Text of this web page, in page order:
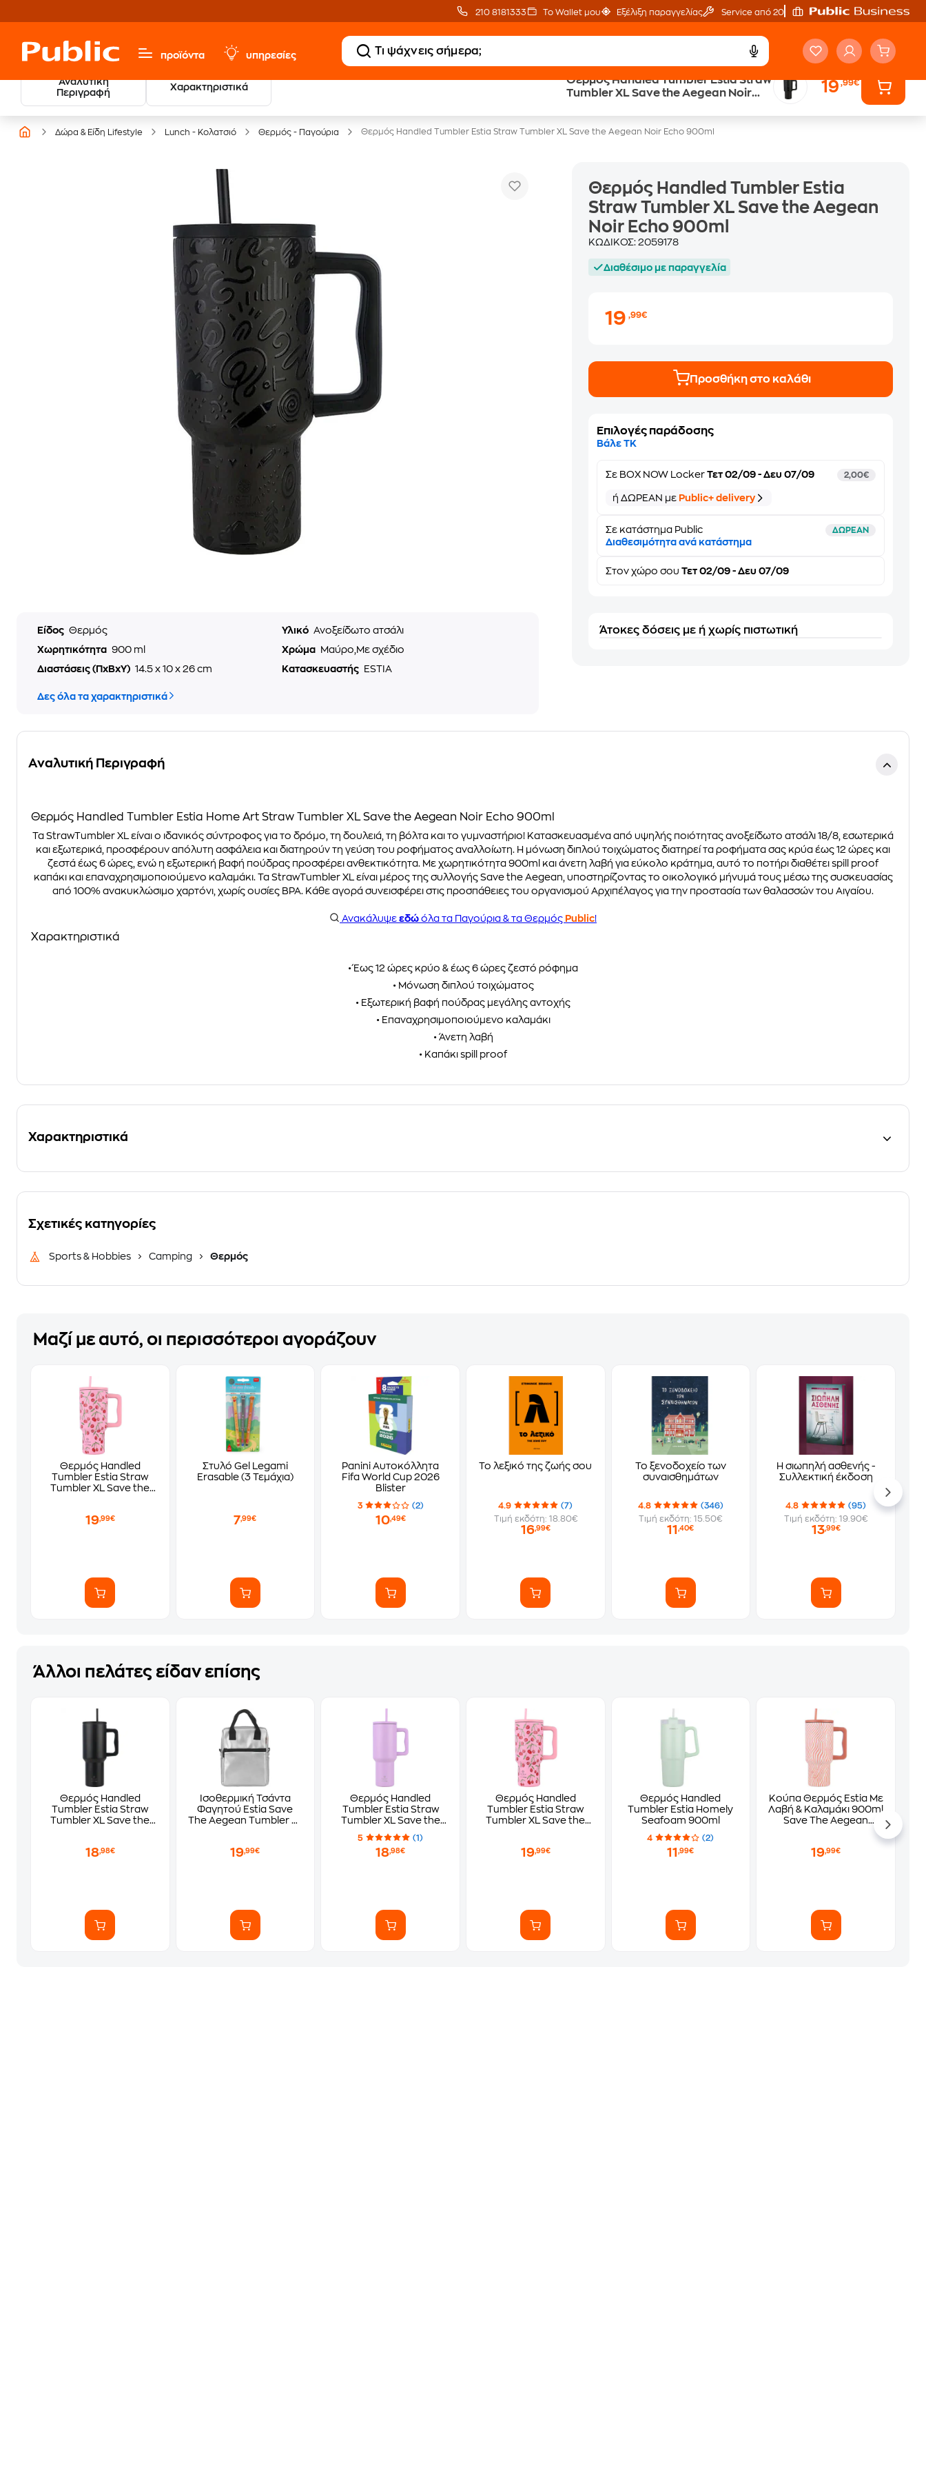
210 8181333 Το Wallet μου Εξέλιξη παραγγελίας Service από 20'
προϊόντα υπηρεσίες
Αναλυτική
Περιγραφή
Χαρακτηριστικά
Θερμός Handled Tumbler Estia Straw
Tumbler XL Save the Aegean Noir
19,99€
Βρες τους νικητές
των Βραβείων Βιβλίου
eGift Card Άτοκες Δόσεις
Δώρα & Είδη Lifestyle Lunch - Κολατσιό Θερμός - Παγούρια Θερμός Handled Tumbler Estia Straw Tumbler XL Save the Aegean Noir Echo 900ml
Είδος Θερμός Υλικό Ανοξείδωτο ατσάλι
Χωρητικότητα 900 ml Χρώμα
Μαύρο,Με σχέδιο
Διαστάσεις (ΠxΒxΥ) 14.5 x 10 x 26 cm Κατασκευαστής ESTIA
Δες όλα τα χαρακτηριστικά
Θερμός Handled Tumbler Estia
Straw Tumbler XL Save the Aegean
Noir Echo 900ml
ΚΩΔΙΚΟΣ:2059178
Διαθέσιμο με παραγγελία
19,99€
Προσθήκη στο καλάθι
Επιλογές παράδοσης
Βάλε ΤΚ
Σε BOX NOW Locker Τετ 02/09 - Δευ 07/09 2,00€
ή ΔΩΡΕΑΝ με Public+ delivery
Σε κατάστημα Public ΔΩΡΕΑΝ
Διαθεσιμότητα ανά κατάστημα
Στονχώρο σου Τετ 02/09 - Δευ 07/09
Άτοκες δόσεις με ή χωρίς πιστωτική
Αναλυτική Περιγραφή
Θερμός Handled Tumbler Estia Home Art Straw Tumbler XL Save the Aegean Noir Echo 900ml
Τα StrawTumbler XL είναι ο ιδανικός σύντροφος για το δρόμο, τη δουλειά, τη βόλτα και το γυμναστήριο! Κατασκευασμένα από υψηλής ποιότητας ανοξείδωτο ατσάλι 18/8, εσωτερικά
και εξωτερικά, προσφέρουν απόλυτη ασφάλεια και διατηρούν τη γεύση του ροφήματος αναλλοίωτη. Η μόνωση διπλού τοιχώματος διατηρεί τα ροφήματα σας κρύα έως 12 ώρες και
ζεστά έως 6 ώρες, ενώ η εξωτερική βαφή πούδρας προσφέρει ανθεκτικότητα. Με χωρητικότητα 900ml και άνετη λαβή για εύκολο κράτημα, αυτό το ποτήρι διαθέτει spill proof
καπάκι και επαναχρησιμοποιούμενο καλαμάκι. Τα StrawTumbler XL είναι μέρος της συλλογής Save the Aegean, υποστηρίζοντας το οικολογικό μήνυμά τους μέσω της συσκευασίας
από 100% ανακυκλώσιμο χαρτόνι, χωρίς ουσίες BPA. Κάθε αγορά συνεισφέρει στις προσπάθειες του οργανισμού Αρχιπέλαγος για την προστασία των θαλασσών του Αιγαίου.
Ανακάλυψε εδώ όλα τα Παγούρια & τα Θερμός Public!
Χαρακτηριστικά
• Έως 12 ώρες κρύο & έως 6 ώρες ζεστό ρόφημα
• Μόνωση διπλού τοιχώματος
• Εξωτερική βαφή πούδρας μεγάλης αντοχής
• Επαναχρησιμοποιούμενο καλαμάκι
• Άνετη λαβή
• Καπάκι spill proof
Χαρακτηριστικά
Σχετικές κατηγορίες
Sports & Hobbies Camping Θερμός
Μαζί με αυτό, οι περισσότεροι αγοράζουν
Θερμός Handled
Tumbler Estia Straw
Tumbler XL Save the
19,99€
Στυλό Gel Legami
Erasable (3 Τεμάχια)
7,99€
Panini Αυτοκόλλητα
Fifa World Cup 2026
Blister
3 (2)
10,49€
Το λεξικό της ζωής σου
4.9
(7)
Τιμή εκδότη: 18.80€
16,99€
Το ξενοδοχείο των
συναισθημάτων
4.8
(346)
Τιμή εκδότη: 15.50€
11,40€
Η σιωπηλή ασθενής -
Συλλεκτική έκδοση
4.8
(95)
Τιμή εκδότη: 19.90€
13,99€
Άλλοι πελάτες είδαν επίσης
Θερμός Handled
Tumbler Estia Straw
Tumbler XL Save the
18,98€
Ισοθερμική Τσάντα
Φαγητού Estia Save
The Aegean Tumbler 7L
19,99€
Θερμός Handled
Tumbler Estia Straw
Tumbler XL Save the
Aegean Lavender
Purple 1200ml
5 (1)
18,98€
Θερμός Handled
Tumbler Estia Straw
Tumbler XL Save the
19,99€
Θερμός Handled
Tumbler Estia Homely
Seafoam 900ml
4 (2)
11,99€
Κούπα Θερμός Estia Με
Λαβή & Καλαμάκι 900ml
Save The Aegean
19,99€